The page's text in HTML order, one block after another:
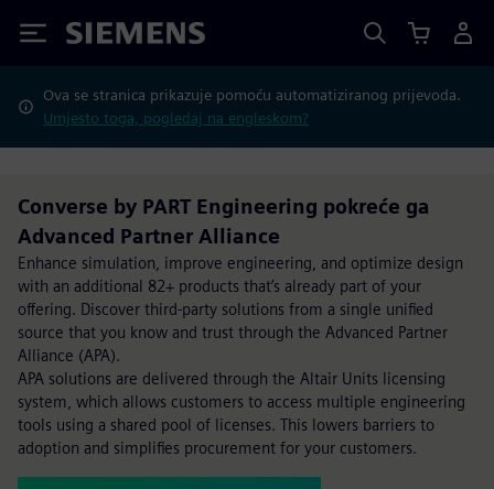
Siemens
Ova se stranica prikazuje pomoću automatiziranog prijevoda.
Umjesto toga, pogledaj na engleskom?
Converse by PART Engineering pokreće ga
Advanced Partner Alliance
Enhance simulation, improve engineering, and optimize design
with an additional 82+ products that’s already part of your
offering. Discover third-party solutions from a single unified
source that you know and trust through the Advanced Partner
Alliance (APA).
APA solutions are delivered through the Altair Units licensing
system, which allows customers to access multiple engineering
tools using a shared pool of licenses. This lowers barriers to
adoption and simplifies procurement for your customers.